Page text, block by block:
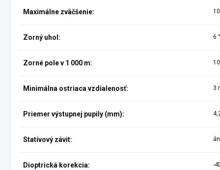
Maximálne zväčšenie:
Zorný uhol: 6 °
Zorné pole v 1 000 m:
Minimálna ostriaca vzdialenosť: 3
Priemer výstupnej pupily (mm):
Statívový závit:
Dioptrická korekcia: -